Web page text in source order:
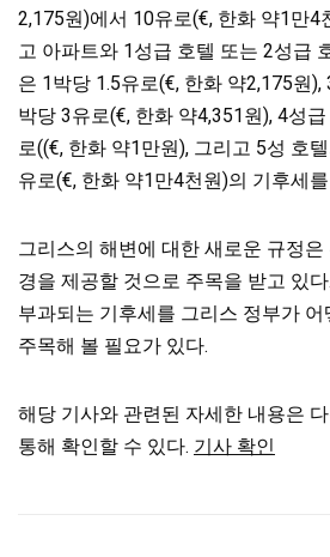
2,175원)에서 10유로(€, 한화 약1만4
고 아파트와 1성급 호텔 또는 2성급
은 1박당 1.5유로(€, 한화 약2,175원
박당 3유로(€, 한화 약4,351원), 4성
로((€, 한화 약1만원), 그리고 5성 호
유로(€, 한화 약1만4천원)의 기후세
그리스의 해변에 대한 새로운 규정
경을 제공할 것으로 주목을 받고 있
부과되는 기후세를 그리스 정부가
주목해 볼 필요가 있다.
해당 기사와 관련된 자세한 내용은
통해 확인할 수 있다. 기사 확인